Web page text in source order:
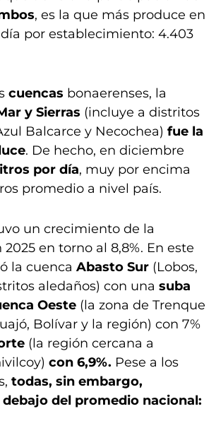
, es la que más produce en
por establecimiento: 4.403
cuencas bonaerenses, la
y Sierras (incluye a distritos
Balcarce y Necochea) fue la
. De hecho, en diciembre
por día, muy por encima
promedio a nivel país.
un crecimiento de la
en torno al 8,8%. En este
la cuenca Abasto Sur (Lobos,
aledaños) con una suba
Oeste (la zona de Trenque
Bolívar y la región) con 7%
(la región cercana a
con 6,9%. Pese a los
todas, sin embargo,
del promedio nacional: